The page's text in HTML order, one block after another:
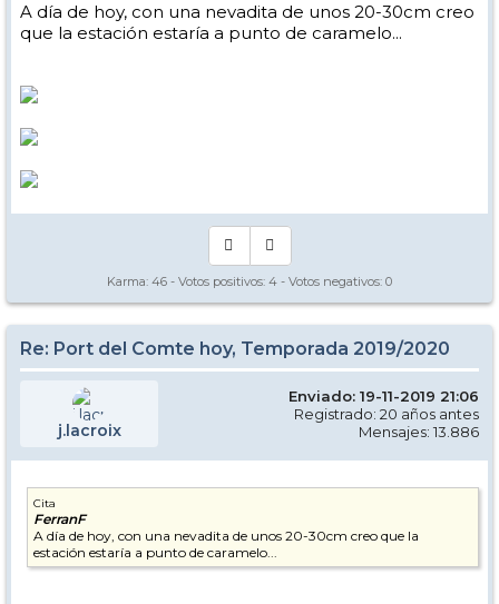
A día de hoy, con una nevadita de unos 20-30cm creo
que la estación estaría a punto de caramelo...
Karma: 46 - Votos positivos: 4 - Votos negativos: 0
Re: Port del Comte hoy, Temporada 2019/2020
j.lacroix
Enviado: 19-11-2019 21:06
Registrado: 20 años antes
Mensajes: 13.886
Cita
FerranF
A día de hoy, con una nevadita de unos 20-30cm creo que la
estación estaría a punto de caramelo...